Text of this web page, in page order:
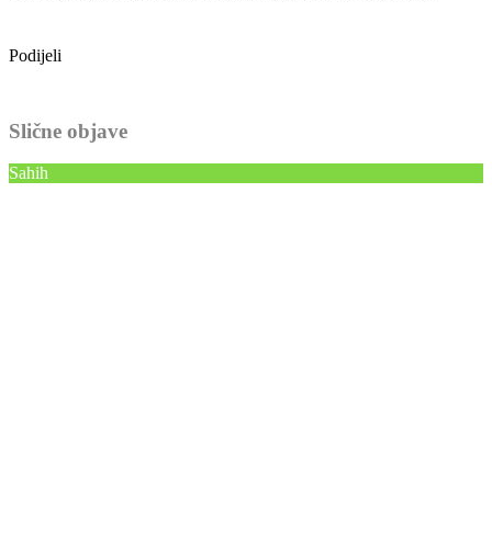
Podijeli
Slične objave
Sahih